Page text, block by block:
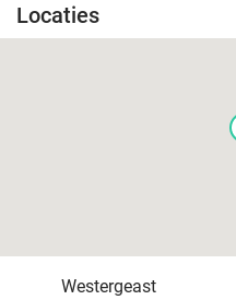
Locaties
Westergeast